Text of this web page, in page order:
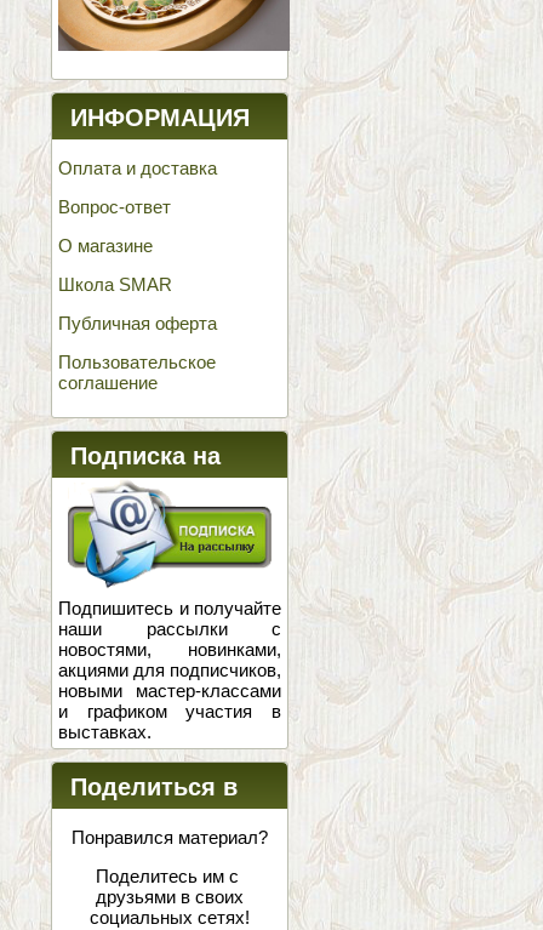
ИНФОРМАЦИЯ
Оплата и доставка
Вопрос-ответ
О магазине
Школа SMAR
Публичная оферта
Пользовательское
соглашение
Подписка на
новости
Подпишитесь и получайте
наши рассылки с
новостями, новинками,
акциями для подписчиков,
новыми мастер-классами
и графиком участия в
выставках.
Поделиться в
соцсетях
Понравился материал?
Поделитесь им с
друзьями в своих
социальных сетях!